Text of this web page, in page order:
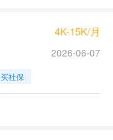
4K-15K/月
2026-06-07
买社保